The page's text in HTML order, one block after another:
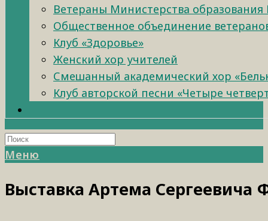
Ветераны Министерства образования
Общественное объединение
Клуб «Здоровье»
Женский хор учителей
Смешанный академический хор
Клуб авторской песни «Четыре
Меню
Выставка Артема Сергеевича